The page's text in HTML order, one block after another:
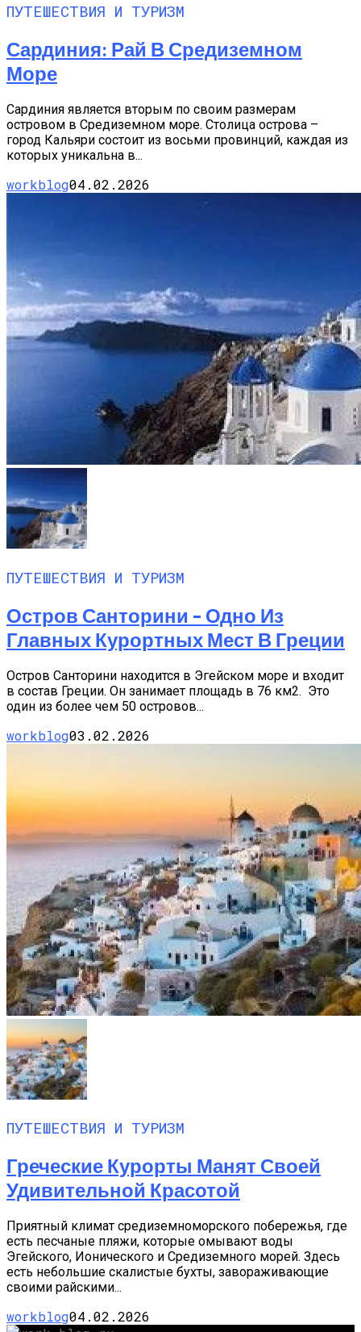
ПУТЕШЕСТВИЯ И ТУРИЗМ
Сардиния: Рай В Средиземном
Море
Сардиния является вторым по своим размерам
островом в Средиземном море. Столица острова –
город Кальяри состоит из восьми провинций, каждая из
которых уникальна в...
workblog04.02.2026
ПУТЕШЕСТВИЯ И ТУРИЗМ
Остров Санторини – Одно Из
Главных Курортных Мест В Греции
Остров Санторини находится в Эгейском море и входит
в состав Греции. Он занимает площадь в 76 км2. Это
один из более чем 50 островов...
workblog03.02.2026
ПУТЕШЕСТВИЯ И ТУРИЗМ
Греческие Курорты Манят Своей
Удивительной Красотой
Приятный климат средиземноморского побережья, где
есть песчаные пляжи, которые омывают воды
Эгейского, Ионического и Средиземного морей. Здесь
есть небольшие скалистые бухты, завораживающие
своими райскими...
workblog04.02.2026